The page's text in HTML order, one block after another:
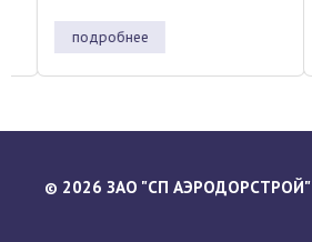
подробнее
© 2026 ЗАО "СП АЭРОДОРСТРОЙ"